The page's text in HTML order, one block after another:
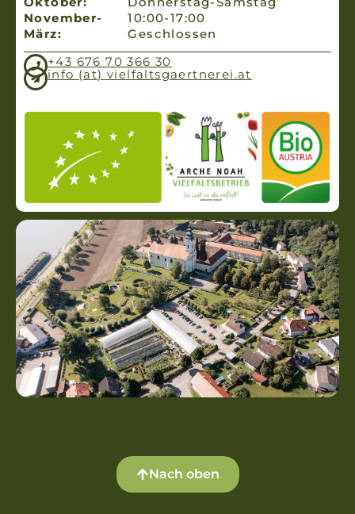
November-
März:
10:00-17:00
Geschlossen
+43 676 70 366 30
info (at) vielfaltsgaertnerei.at
Nach oben